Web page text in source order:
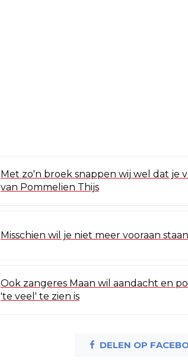
Met zo'n broek snappen wij wel dat je
van Pommelien Thijs
Misschien wil je niet meer vooraan
Ook zangeres Maan wil aandacht en
'te veel' te zien is
DELEN OP